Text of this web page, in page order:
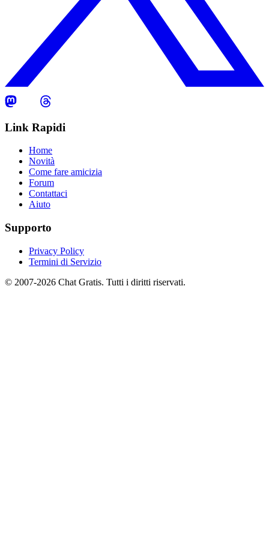
Link Rapidi
Home
Novità
Come fare amicizia
Forum
Contattaci
Aiuto
Supporto
Privacy Policy
Termini di Servizio
© 2007-2026 Chat Gratis. Tutti i diritti riservati.